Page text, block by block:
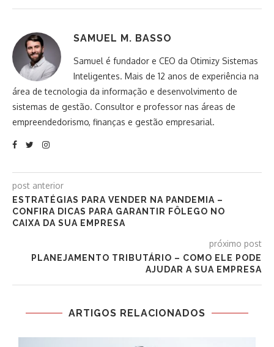
SAMUEL M. BASSO
Samuel é fundador e CEO da Otimizy Sistemas
Inteligentes. Mais de 12 anos de experiência na
área de tecnologia da informação e desenvolvimento de
sistemas de gestão. Consultor e professor nas áreas de
empreendedorismo, finanças e gestão empresarial.
post anterior
ESTRATÉGIAS PARA VENDER NA PANDEMIA –
CONFIRA DICAS PARA GARANTIR FÔLEGO NO
CAIXA DA SUA EMPRESA
próximo post
PLANEJAMENTO TRIBUTÁRIO – COMO ELE PODE
AJUDAR A SUA EMPRESA
ARTIGOS RELACIONADOS